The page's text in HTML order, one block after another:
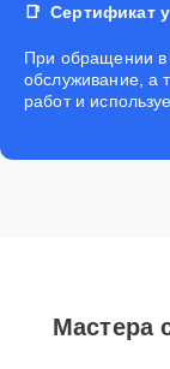
Сертификат
При обращении в
обслуживание, а
работ и
Мастера